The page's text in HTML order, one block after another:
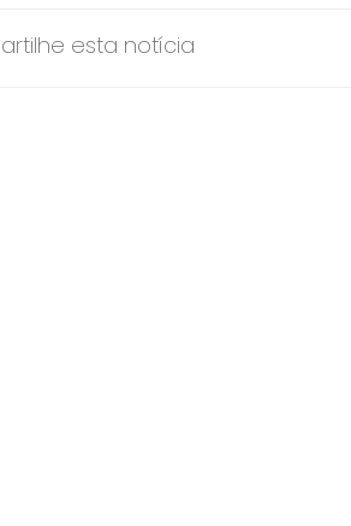
esta notícia